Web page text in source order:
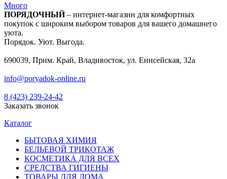
Много
ПОРЯДОЧНЫЙ– интернет-магазин для комфортных
покупок с широким выбором товаров для вашего домашнего
уюта.
Порядок. Уют. Выгода.
690039, Прим. Край, Владивосток, ул. Енисейская, 32а
info@poryadok-online.ru
8 (423) 239-24-42
Заказать звонок
Каталог
БЫТОВАЯ ХИМИЯ
БЕЛЬЕВОЙ ТРИКОТАЖ
КОСМЕТИКА ДЛЯ ВСЕХ
СРЕДСТВА ГИГИЕНЫ
ТОВАРЫ ДЛЯ ДОМА